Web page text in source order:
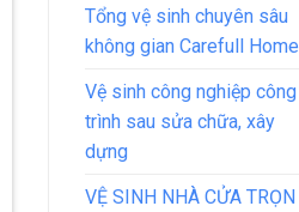
Tổng vệ sinh chuyên sâu
không gian Carefull Home
Vệ sinh công nghiệp công
trình sau sửa chữa, xây
dựng
VỆ SINH NHÀ CỬA TRỌN